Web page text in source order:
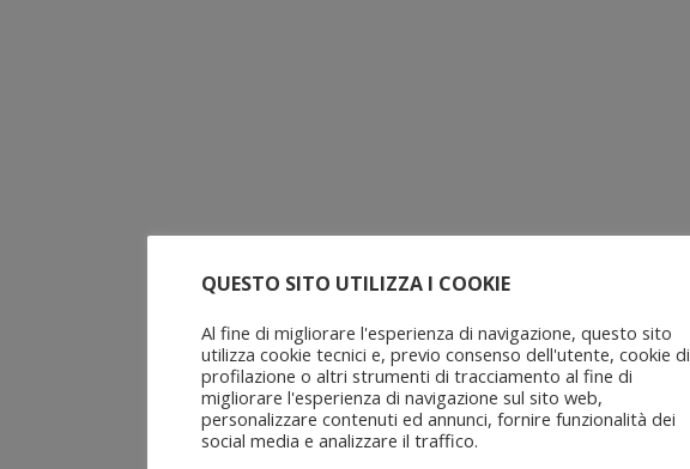
QUESTO SITO UTILIZZA I COOKIE
Al fine di migliorare l'esperienza di navigazione, questo sito
utilizza cookie tecnici e, previo consenso dell'utente, cookie di
profilazione o altri strumenti di tracciamento al fine di
migliorare l'esperienza di navigazione sul sito web,
personalizzare contenuti ed annunci, fornire funzionalità dei
social media e analizzare il traffico.